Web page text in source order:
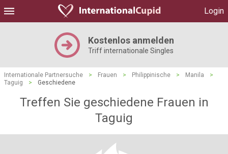
Login
Kostenlos anmelden
Triff internationale Singles
Internationale Partnersuche > Frauen > Philippinische > Manila
>
Taguig
> Geschiedene
Treffen Sie geschiedene Frauen in
Taguig